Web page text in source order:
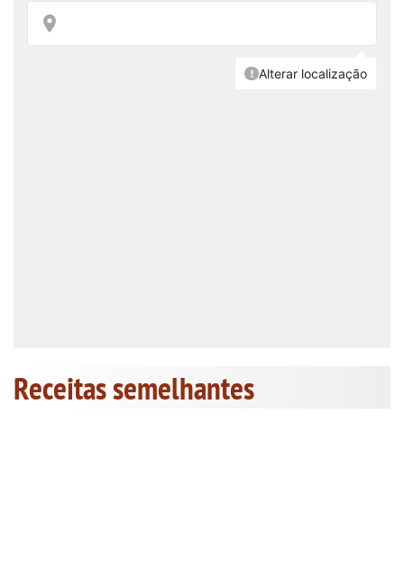
Receitas semelhantes